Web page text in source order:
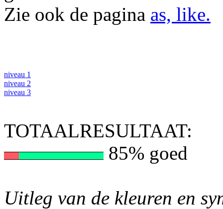
Zie ook de pagina as, like.
niveau 1
niveau 2
niveau 3
TOTAALRESULTAAT:
85% goed
Uitleg van de kleuren en